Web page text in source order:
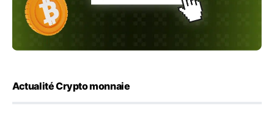
Actualité Crypto monnaie